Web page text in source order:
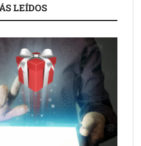
que transforman espacios de la
LEÍDOS